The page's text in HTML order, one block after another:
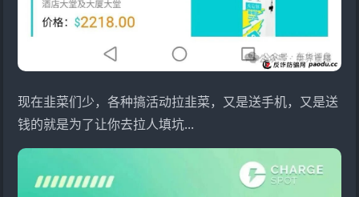
现在韭菜们少，各种搞活动拉韭菜，又是送手机，又是送
钱的就是为了让你去拉人填坑...